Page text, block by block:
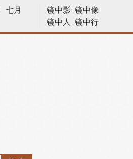
镜中影 镜中像
镜中人
镜中行
历史今天
七月